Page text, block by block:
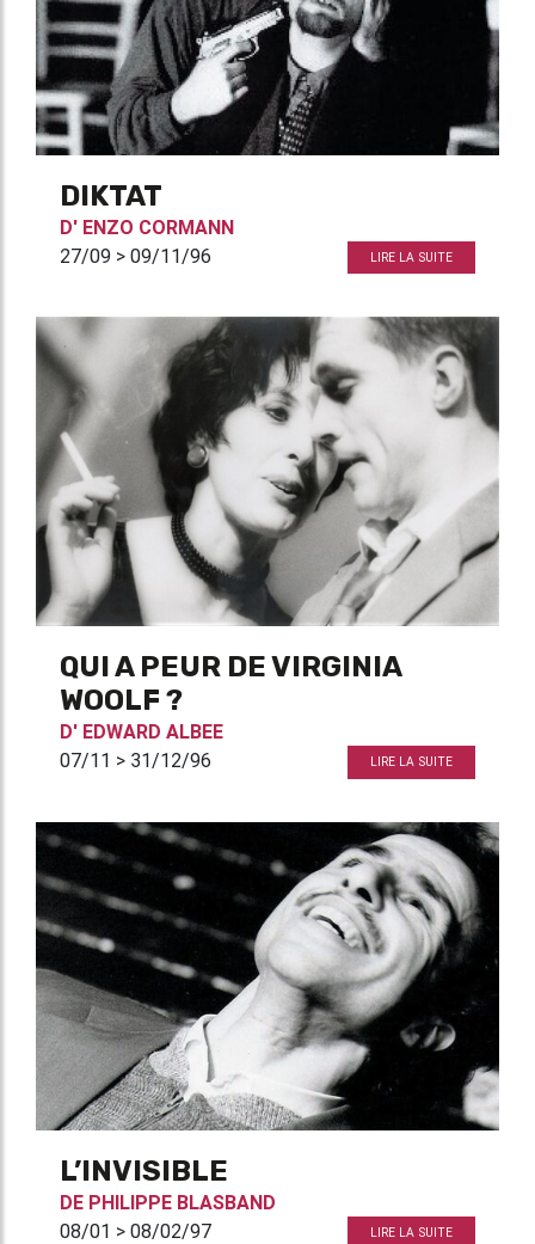
DIKTAT
D' ENZO CORMANN
27/09 > 09/11/96
LIRE LA SUITE
QUI A PEUR DE VIRGINIA
WOOLF ?
D' EDWARD ALBEE
07/11 > 31/12/96
LIRE LA SUITE
L’INVISIBLE
DE PHILIPPE BLASBAND
08/01 > 08/02/97
LIRE LA SUITE